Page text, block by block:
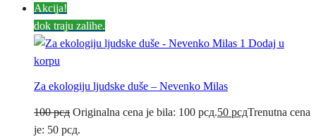
Akcija!
dok traju zalihe.
Dodaj u
korpu
Za ekologiju ljudske duše – Nevenko Milas
100рсд Originalna cena je bila: 100 рсд.50 рсдTrenutna cena
je: 50 рсд.